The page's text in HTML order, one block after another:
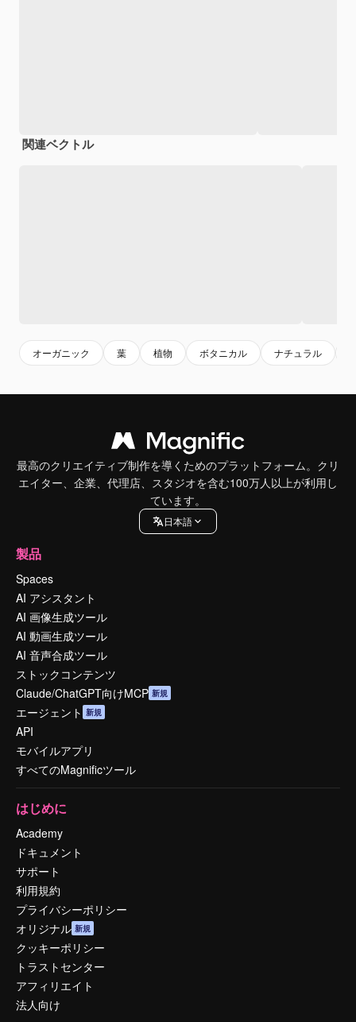
関連ベクトル
オーガニック 葉 植物 ボタニカル ナチュラル
最高のクリエイティブ制作を導くためのプラットフォーム。クリ
エイター、企業、代理店、スタジオを含む100万人以上が利用し
ています。
日本語
製品
Spaces
AI アシスタント
AI 画像生成ツール
AI 動画生成ツール
AI 音声合成ツール
ストックコンテンツ
Claude/ChatGPT向けMCP 新規
エージェント 新規
API
モバイルアプリ
すべてのMagnificツール
はじめに
Academy
ドキュメント
サポート
利用規約
プライバシーポリシー
オリジナル 新規
クッキーポリシー
トラストセンター
アフィリエイト
法人向け